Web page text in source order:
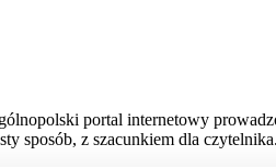
portal internetowy
sposób, z szacunkiem dla czytelnika.